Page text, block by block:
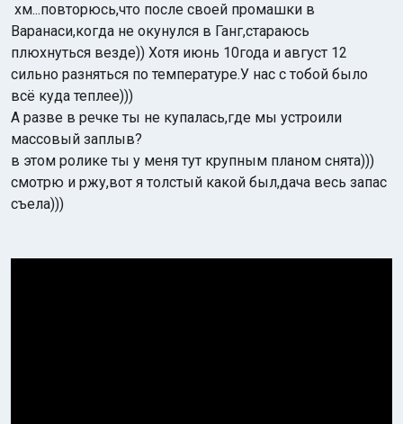
хм...повторюсь,что после своей промашки в
Варанаси,когда не окунулся в Ганг,стараюсь
плюхнуться везде)) Хотя июнь 10года и август 12
сильно разняться по температуре.У нас с тобой было
всё куда теплее)))
А разве в речке ты не купалась,где мы устроили
массовый заплыв?
в этом ролике ты у меня тут крупным планом снята)))
смотрю и ржу,вот я толстый какой был,дача весь запас
съела)))